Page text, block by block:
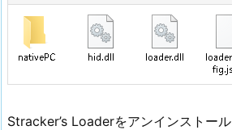
Stracker’s Loaderをアンインストー